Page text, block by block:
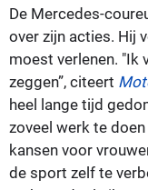
De Mercedes-
over zijn acties. Hij
moest verlenen. "Ik
zeggen”, citeert
heel lange tijd
zoveel werk te
kansen voor
de sport zelf te